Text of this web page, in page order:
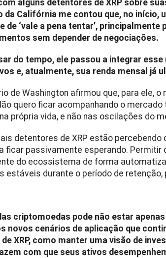
alguns detentores de XRP sobre
da Califórnia me contou que, no início,
de ‘vale a pena tentar’,
sem depender de negociações.
do tempo, ele passou a integrar
e, atualmente, sua renda mensal já
de Washington afirmou que, para ele, o
quero ficar acompanhando o
própria vida, e não nas oscilações do
detentores de XRP estão
ficar passivamente esperando.
do ecossistema de forma
estáveis durante o período de
criptomoedas pode não estar
novos cenários de aplicação que
XRP, como manter uma visão de
com que seus ativos